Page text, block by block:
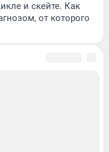
и скейте. Как
от которого